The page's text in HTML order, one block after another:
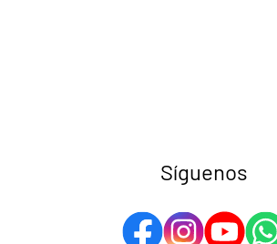
Síguenos